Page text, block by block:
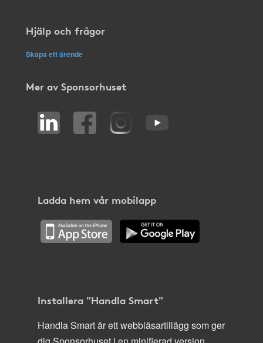
Hjälp och frågor
Skapa ett ärende
Mer av Sponsorhuset
Ladda hem vår mobilapp
Installera "Handla Smart"
Handla Smart är ett webbläsartillägg som ger